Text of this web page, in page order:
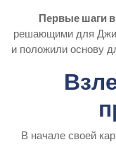
Первые шаги в
решающими для
и положили основу
В начале своей